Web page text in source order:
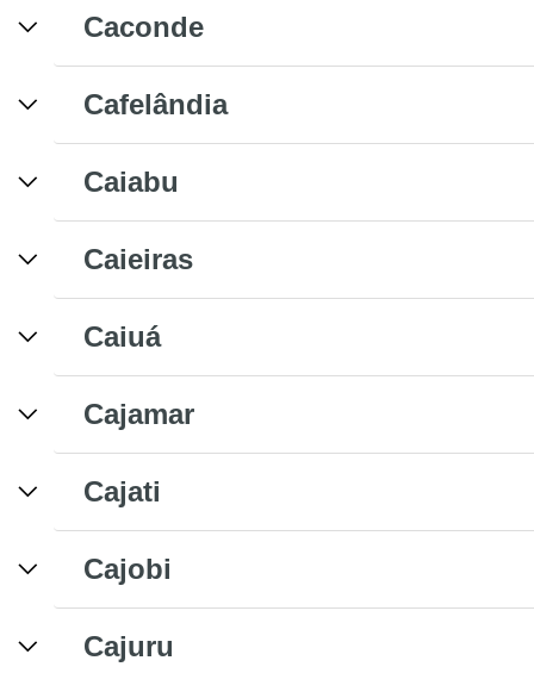
Caconde
Cafelândia
Caiabu
Caieiras
Caiuá
Cajamar
Cajati
Cajobi
Cajuru